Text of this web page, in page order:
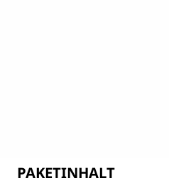
PAKETINHALT